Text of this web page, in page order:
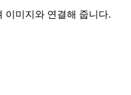
이미지와 연결해 줍니다.